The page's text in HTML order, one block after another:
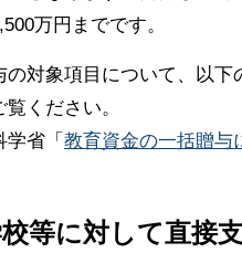
万円までです。
の対象項目について、以
ください。
省「 教育資金の一括贈与
等に対して直接